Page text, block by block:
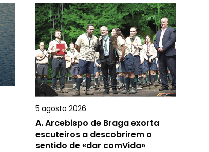
5 agosto 2026
A.Arcebispo de Braga exorta
escuteiros a descobrirem o
sentido de «dar comVida»